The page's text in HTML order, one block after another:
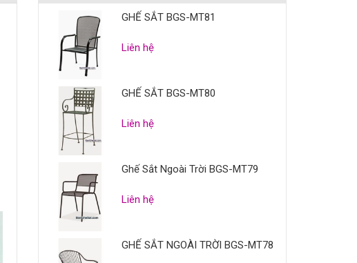
GHẾ SẮT BGS-MT81
Liên hệ
GHẾ SẮT BGS-MT80
Liên hệ
Ghế Sắt Ngoài Trời BGS-MT79
Liên hệ
GHẾ SẮT NGOÀI TRỜI BGS-MT78